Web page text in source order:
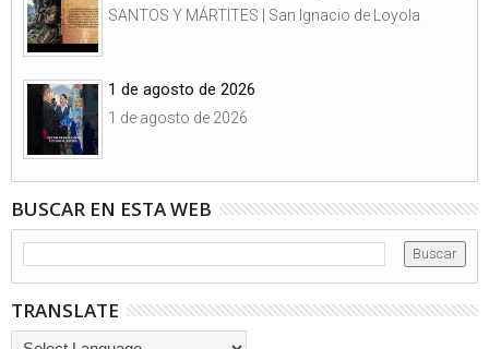
SANTOS Y MÁRTITES | San Ignacio de Loyola
1 de agosto de 2026
1 de agosto de 2026
BUSCAR EN ESTA WEB
TRANSLATE